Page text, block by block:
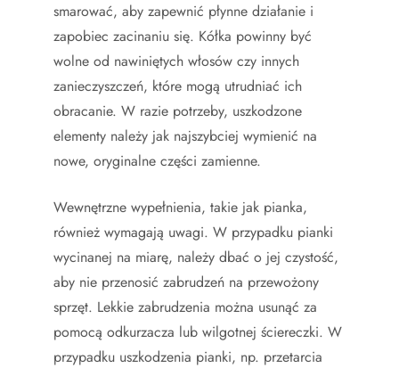
smarować, aby zapewnić płynne działanie i
zapobiec zacinaniu się. Kółka powinny być
wolne od nawiniętych włosów czy innych
zanieczyszczeń, które mogą utrudniać ich
obracanie. W razie potrzeby, uszkodzone
elementy należy jak najszybciej wymienić na
nowe, oryginalne części zamienne.
Wewnętrzne wypełnienia, takie jak pianka,
również wymagają uwagi. W przypadku pianki
wycinanej na miarę, należy dbać o jej czystość,
aby nie przenosić zabrudzeń na przewożony
sprzęt. Lekkie zabrudzenia można usunąć za
pomocą odkurzacza lub wilgotnej ściereczki. W
przypadku uszkodzenia pianki, np. przetarcia